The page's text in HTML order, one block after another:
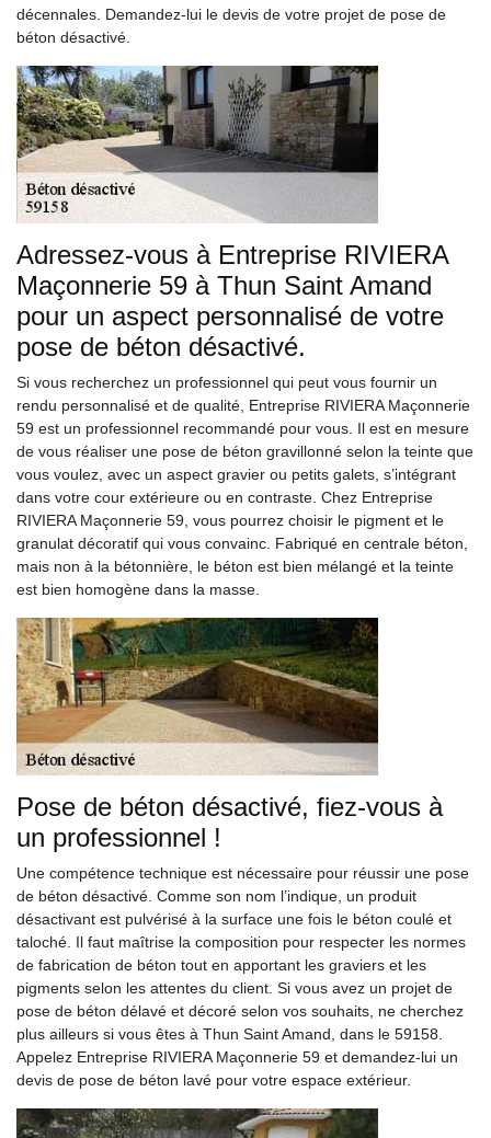
décennales. Demandez-lui le devis de votre projet de pose de
béton désactivé.
Adressez-vous à Entreprise RIVIERA
Maçonnerie 59 à Thun Saint Amand
pour un aspect personnalisé de votre
pose de béton désactivé.
Si vous recherchez un professionnel qui peut vous fournir un
rendu personnalisé et de qualité, Entreprise RIVIERA Maçonnerie
59 est un professionnel recommandé pour vous. Il est en mesure
de vous réaliser une pose de béton gravillonné selon la teinte que
vous voulez, avec un aspect gravier ou petits galets, s’intégrant
dans votre cour extérieure ou en contraste. Chez Entreprise
RIVIERA Maçonnerie 59, vous pourrez choisir le pigment et le
granulat décoratif qui vous convainc. Fabriqué en centrale béton,
mais non à la bétonnière, le béton est bien mélangé et la teinte
est bien homogène dans la masse.
Pose de béton désactivé, fiez-vous à
un professionnel !
Une compétence technique est nécessaire pour réussir une pose
de béton désactivé. Comme son nom l’indique, un produit
désactivant est pulvérisé à la surface une fois le béton coulé et
taloché. Il faut maîtrise la composition pour respecter les normes
de fabrication de béton tout en apportant les graviers et les
pigments selon les attentes du client. Si vous avez un projet de
pose de béton délavé et décoré selon vos souhaits, ne cherchez
plus ailleurs si vous êtes à Thun Saint Amand, dans le 59158.
Appelez Entreprise RIVIERA Maçonnerie 59 et demandez-lui un
devis de pose de béton lavé pour votre espace extérieur.